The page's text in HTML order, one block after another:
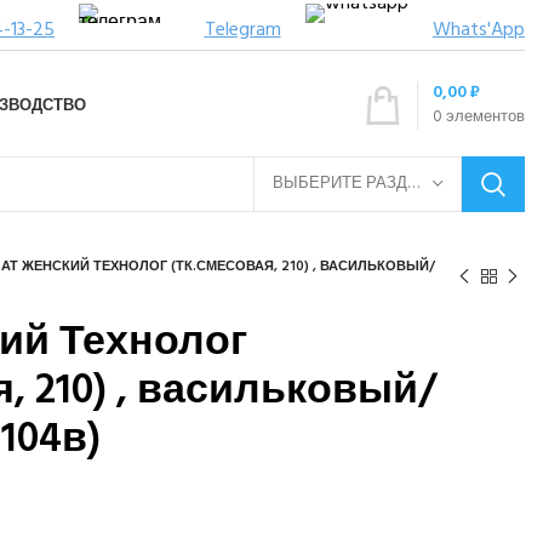
13-25 Telegram Whats'App
0элементов
0,00₽
ВЫБЕРИТЕ РАЗДЕЛ
ЖЕНСКИЙ ТЕХНОЛОГ (ТК.СМЕСОВАЯ, 210) , ВАСИЛЬКОВЫЙ/
Технолог
210) , васильковый/